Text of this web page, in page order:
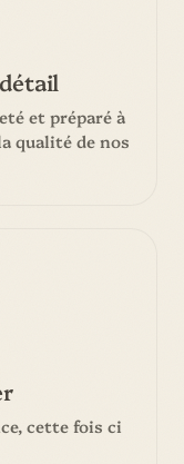
et préparé à
qualité de nos
cette fois ci